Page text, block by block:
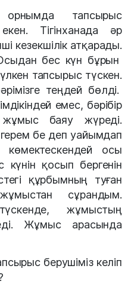
тапсырыс
Тігінханада әр
кезекшілік атқарады.
бес күн бұрын
тапсырыс түскен.
теңдей бөлді.
емес, бәрібір
баяу жүреді.
бе деп уайымдап
осы
қосып бергенін
құрбымның туған
сұрандым.
жұмыстың
Жұмыс арасында
берушіміз келіп